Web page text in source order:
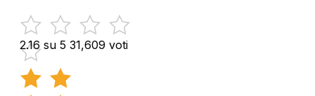
2.16 su 5 31,609 voti